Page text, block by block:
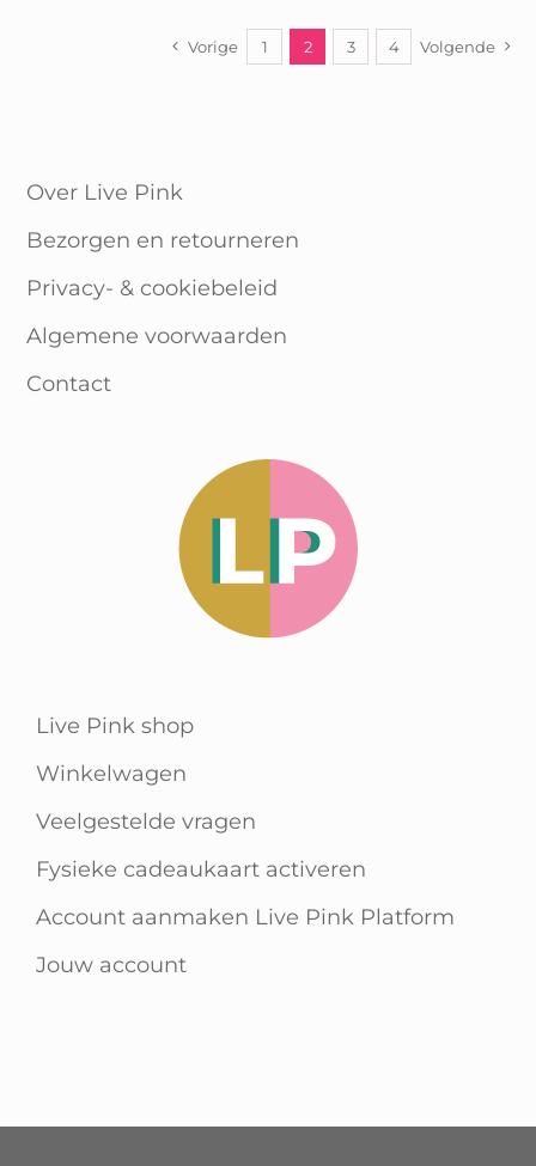
Vorige 1 2 3 4 Volgende
Over Live Pink
Bezorgen en retourneren
Privacy- & cookiebeleid
Algemene voorwaarden
Contact
Live Pink shop
Winkelwagen
Veelgestelde vragen
Fysieke cadeaukaart activeren
Account aanmaken Live Pink Platform
Jouw account